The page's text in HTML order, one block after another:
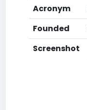
Acronym
Founded
Screenshot